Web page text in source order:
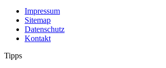
Impressum
Sitemap
Datenschutz
Kontakt
Tipps